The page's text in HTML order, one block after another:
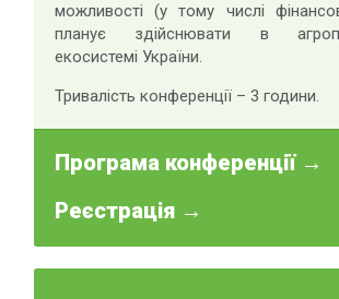
можливості (у тому числі
планує здійснювати в
екосистемі України.
Тривалість конференції – 3 години.
Програма конференції →
Реєстрація →